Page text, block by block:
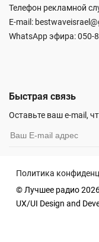
Телефон рекламной
E-mail:
WhatsApp эфира:050-
Быстрая связь
Оставьте ваш e-mail,
Политика
© Лучшее радио
UX/UI Design and